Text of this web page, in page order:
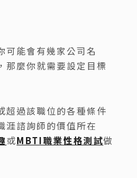
可能會有幾家公司名
那麼你就需要設定目標
超過該職位的各種條件
涯諮詢師的價值所在
或MBTI職業性格測試做